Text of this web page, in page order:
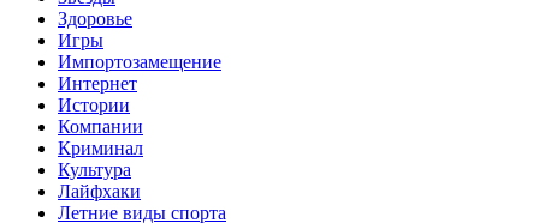
Здоровье
Игры
Импортозамещение
Интернет
Истории
Компании
Криминал
Культура
Лайфхаки
Летние виды спорта